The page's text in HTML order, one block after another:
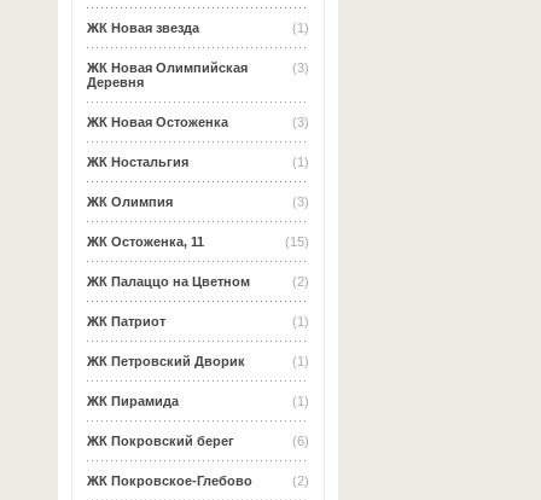
(1)
ЖК Новая звезда
(3)
ЖК Новая Олимпийская
Деревня
(3)
ЖК Новая Остоженка
(1)
ЖК Ностальгия
(3)
ЖК Олимпия
(15)
ЖК Остоженка, 11
(2)
ЖК Палаццо на Цветном
(1)
ЖК Патриот
(1)
ЖК Петровский Дворик
(1)
ЖК Пирамида
(6)
ЖК Покровский берег
(2)
ЖК Покровское-Глебово